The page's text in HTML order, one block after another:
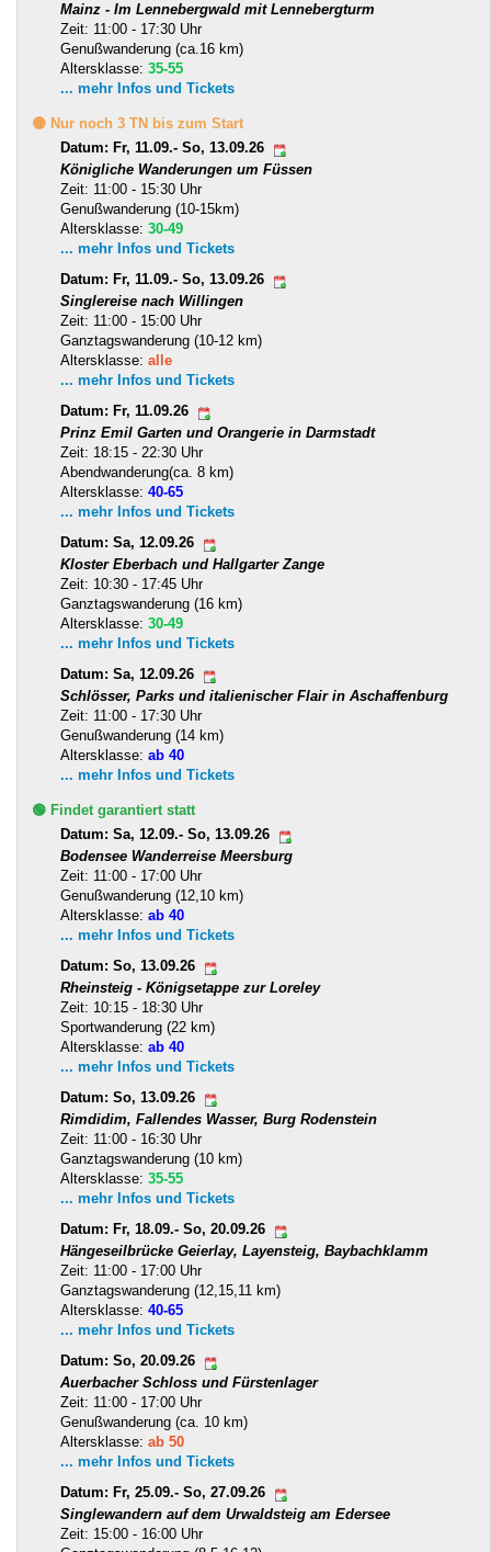
Mainz - Im Lennebergwald mit Lennebergturm
Zeit: 11:00 - 17:30 Uhr
Genußwanderung (ca.16 km)
Altersklasse: 35-55
... mehr Infos und Tickets
🟡 Nur noch 3 TN bis zum Start
Datum: Fr, 11.09.- So, 13.09.26
Königliche Wanderungen um Füssen
Zeit: 11:00 - 15:30 Uhr
Genußwanderung (10-15km)
Altersklasse: 30-49
... mehr Infos und Tickets
Datum: Fr, 11.09.- So, 13.09.26
Singlereise nach Willingen
Zeit: 11:00 - 15:00 Uhr
Ganztagswanderung (10-12 km)
Altersklasse: alle
... mehr Infos und Tickets
Datum: Fr, 11.09.26
Prinz Emil Garten und Orangerie in Darmstadt
Zeit: 18:15 - 22:30 Uhr
Abendwanderung(ca. 8 km)
Altersklasse: 40-65
... mehr Infos und Tickets
Datum: Sa, 12.09.26
Kloster Eberbach und Hallgarter Zange
Zeit: 10:30 - 17:45 Uhr
Ganztagswanderung (16 km)
Altersklasse: 30-49
... mehr Infos und Tickets
Datum: Sa, 12.09.26
Schlösser, Parks und italienischer Flair in Aschaffenburg
Zeit: 11:00 - 17:30 Uhr
Genußwanderung (14 km)
Altersklasse: ab 40
... mehr Infos und Tickets
🟢 Findet garantiert statt
Datum: Sa, 12.09.- So, 13.09.26
Bodensee Wanderreise Meersburg
Zeit: 11:00 - 17:00 Uhr
Genußwanderung (12,10 km)
Altersklasse: ab 40
... mehr Infos und Tickets
Datum: So, 13.09.26
Rheinsteig - Königsetappe zur Loreley
Zeit: 10:15 - 18:30 Uhr
Sportwanderung (22 km)
Altersklasse: ab 40
... mehr Infos und Tickets
Datum: So, 13.09.26
Rimdidim, Fallendes Wasser, Burg Rodenstein
Zeit: 11:00 - 16:30 Uhr
Ganztagswanderung (10 km)
Altersklasse: 35-55
... mehr Infos und Tickets
Datum: Fr, 18.09.- So, 20.09.26
Hängeseilbrücke Geierlay, Layensteig, Baybachklamm
Zeit: 11:00 - 17:00 Uhr
Ganztagswanderung (12,15,11 km)
Altersklasse: 40-65
... mehr Infos und Tickets
Datum: So, 20.09.26
Auerbacher Schloss und Fürstenlager
Zeit: 11:00 - 17:00 Uhr
Genußwanderung (ca. 10 km)
Altersklasse: ab 50
... mehr Infos und Tickets
Datum: Fr, 25.09.- So, 27.09.26
Singlewandern auf dem Urwaldsteig am Edersee
Zeit: 15:00 - 16:00 Uhr